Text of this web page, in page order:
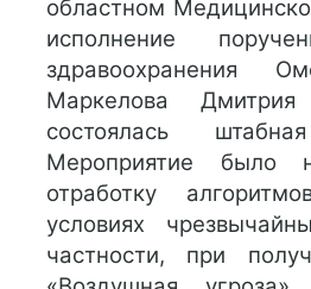
областном
исполнение
здравоохранения
Маркелова Дмитрия
состоялась
Мероприятие было
отработку
условиях
частности, при